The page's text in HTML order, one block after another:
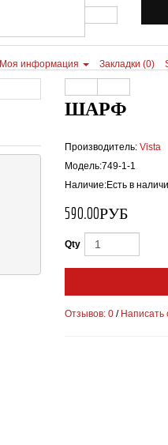
Моя информация Закладки (0)
ШАРФ
Производитель:Vista
Модель:749-1-1
Наличие:Есть в
590.00РУБ
Qty
Отзывов: 0 / Написать